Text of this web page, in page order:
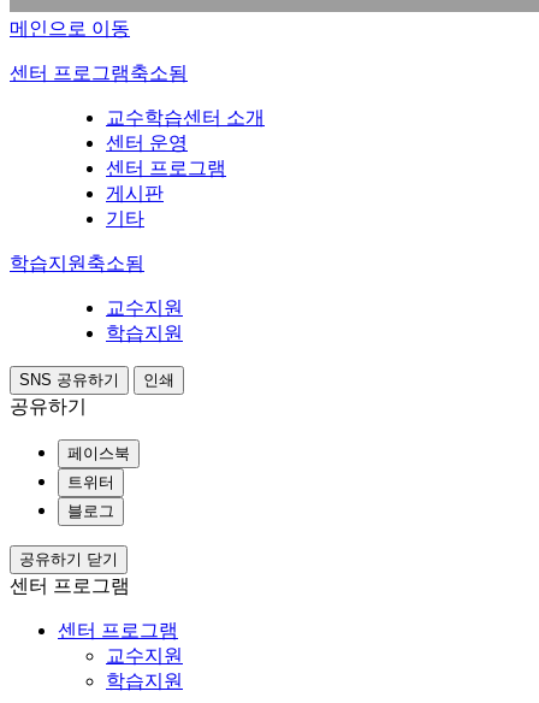
메인으로 이동
센터 프로그램축소됨
교수학습센터 소개
센터 운영
센터 프로그램
게시판
기타
학습지원 축소됨
교수지원
학습지원
SNS 공유하기 인쇄
공유하기
페이스북
트위터
블로그
공유하기 닫기
센터 프로그램
센터 프로그램
교수지원
학습지원